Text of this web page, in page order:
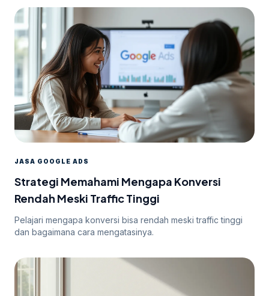
JASA GOOGLE ADS
Strategi Memahami Mengapa Konversi
Rendah Meski Traffic Tinggi
Pelajari mengapa konversi bisa rendah meski traffic tinggi
dan bagaimana cara mengatasinya.